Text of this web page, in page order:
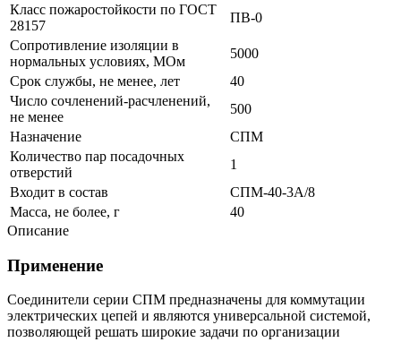
Класс пожаростойкости по ГОСТ
28157
ПВ-0
Сопротивление изоляции в
нормальных условиях, МОм
5000
Срок службы, не менее, лет
40
Число сочленений-расчленений,
не менее
500
Назначение
СПМ
Количество пар посадочных
отверстий
1
Входит в состав
СПМ-40-3А/8
Масса, не более, г
40
Описание
Применение
Соединители серии СПМ предназначены для коммутации
электрических цепей и являются универсальной системой,
позволяющей решать широкие задачи по организации